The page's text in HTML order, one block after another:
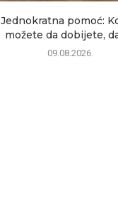
Jednokratna pomoć:
možete da dobijete,
09.08.2026.